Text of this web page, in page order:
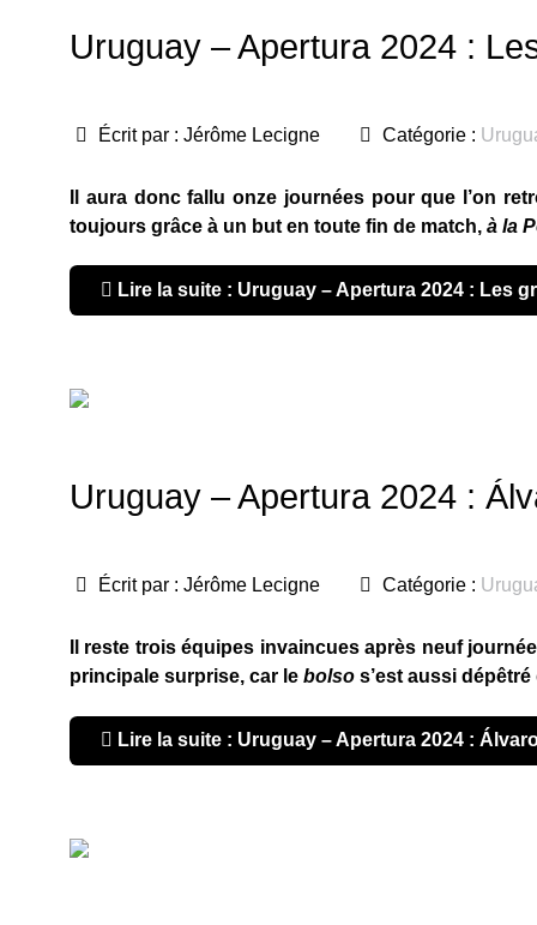
Uruguay – Apertura 2024 :
Écrit par : Jérôme Lecigne Catégorie :
Il aura donc fallu onze journées pour que l’on
toujours grâce à un but en toute fin de match, à la
Lire la suite : Uruguay – Apertura 2024 : Les
Uruguay – Apertura 2024 :
Écrit par : Jérôme Lecigne Catégorie :
Il reste trois équipes invaincues après neuf
principale surprise, car le bolso s’est aussi
Lire la suite : Uruguay – Apertura 2024 :